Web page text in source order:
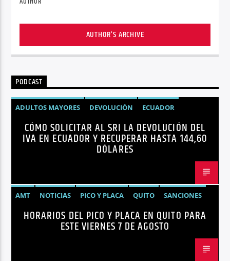
AUTHOR'S ARCHIVE
PODCAST
ADULTOS MAYORES DEVOLUCIÓN
ECUADOR
NEGOCIOS
NOTICIAS PERSONAS CON DISCAPACIDAD
CÓMO SOLICITAR AL SRI LA DEVOLUCIÓN DEL
IVA EN ECUADOR Y RECUPERAR HASTA 144,60
DÓLARES
AMT NOTICIAS PICO Y PLACA QUITO SANCIONES
HORARIOS DEL PICO Y PLACA EN QUITO PARA
ESTE VIERNES 7 DE AGOSTO